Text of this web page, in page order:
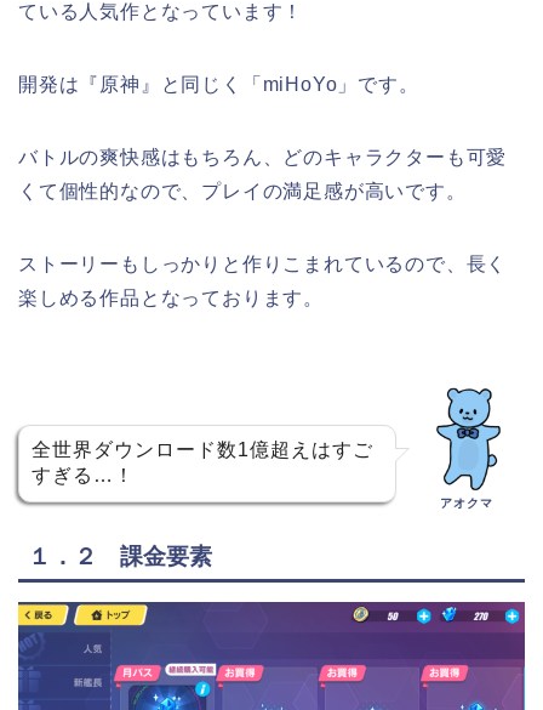
ている人気作となっています！
開発は『原神』と同じく「miHoYo」です。
バトルの爽快感はもちろん、どのキャラクターも可愛
くて個性的なので、プレイの満足感が高いです。
ストーリーもしっかりと作りこまれているので、長く
楽しめる作品となっております。
全世界ダウンロード数1億超えはすご
すぎる…！
アオクマ
１．２ 課金要素